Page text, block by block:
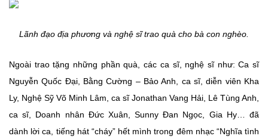
Lãnh đạo địa phương và nghệ sĩ trao quà cho bà con nghèo.
Ngoài trao tặng những phần quà, các ca sĩ, nghệ sĩ như: Ca sĩ
Nguyễn Quốc Đại, Bằng Cường – Bảo Anh, ca sĩ, diễn viên Kha
Ly, Nghệ Sỹ Võ Minh Lâm, ca sĩ Jonathan Vang Hải, Lê Tùng Anh,
ca sĩ, Doanh nhân Đức Xuân, Sunny Đan Ngọc, Gia Hy… đã
dành lời ca, tiếng hát “cháy” hết mình trong đêm nhạc “Nghĩa tình